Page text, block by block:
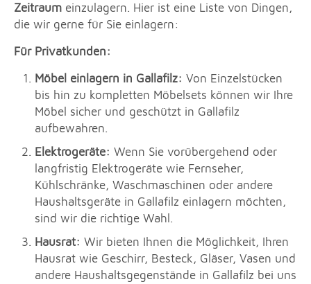
Zeitraum einzulagern. Hier ist eine Liste von Dingen,
die wir gerne für Sie einlagern:
Für Privatkunden:
Möbel einlagern in Gallafilz: Von Einzelstücken
bis hin zu kompletten Möbelsets können wir Ihre
Möbel sicher und geschützt in Gallafilz
aufbewahren.
Elektrogeräte: Wenn Sie vorübergehend oder
langfristig Elektrogeräte wie Fernseher,
Kühlschränke, Waschmaschinen oder andere
Haushaltsgeräte in Gallafilz einlagern möchten,
sind wir die richtige Wahl.
Hausrat: Wir bieten Ihnen die Möglichkeit, Ihren
Hausrat wie Geschirr, Besteck, Gläser, Vasen und
andere Haushaltsgegenstände in Gallafilz bei uns